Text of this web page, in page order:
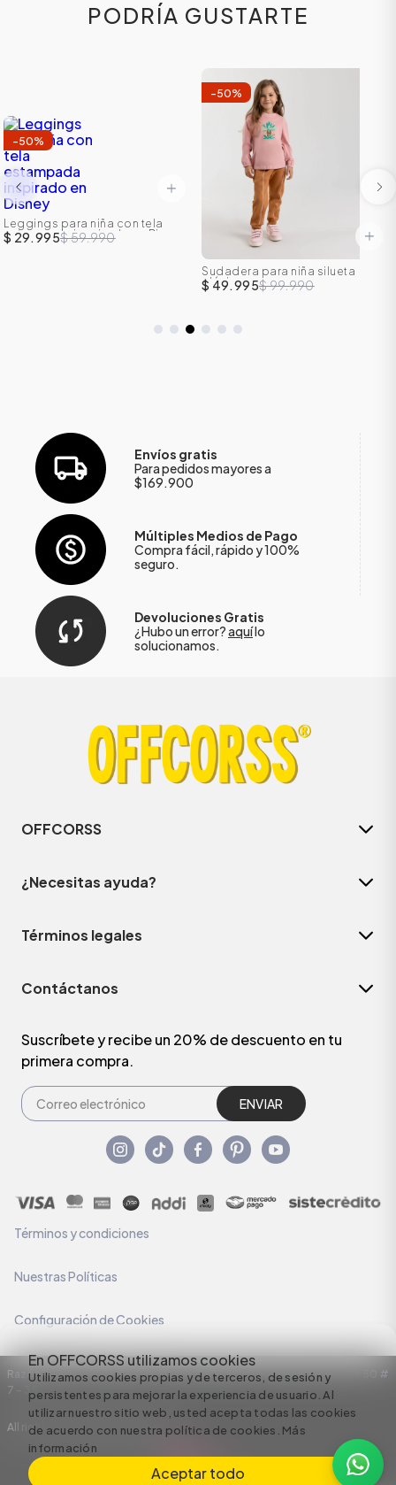
En OFFCORSS utilizamos cookies
Utilizamos cookies propias y de terceros, de sesión y
persistentes para mejorar la experiencia de usuario. Al
utilizar nuestro sitio web, usted acepta todas las cookies
de acuerdo con nuestra política de cookies. Más
información
Aceptar todo
PODRÍA GUSTARTE
-50%
Leggings para niña con tela
estampada inspirado en Disney
$ 29.995$ 59.990
-50%
Sudadera para niña silueta
clásica
$ 49.995$ 99.990
Envíos gratis
Para pedidos mayores a
$169.900
Múltiples Medios de Pago
Compra fácil, rápido y 100%
seguro.
Devoluciones Gratis
¿Hubo un error?aquílo
solucionamos.
OFFCORSS
¿Necesitas ayuda?
Términos legales
Contáctanos
Suscríbete y recibe un 20% de descuento en tu
primera compra.
ENVIAR
Términos y condiciones
Nuestras Políticas
Configuración de Cookies
Razón Social: C.I HERMECO S.A. NIT: 890924167-6 Dirección: Carrera 50 #
7 – 35
All rights reserved empowered by